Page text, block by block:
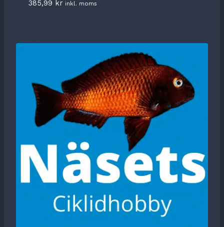
385,99 kr inkl. moms